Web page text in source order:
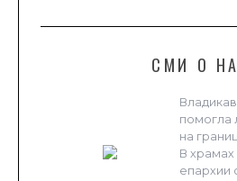
СМИ О
помогла
на
В храмах
епархии